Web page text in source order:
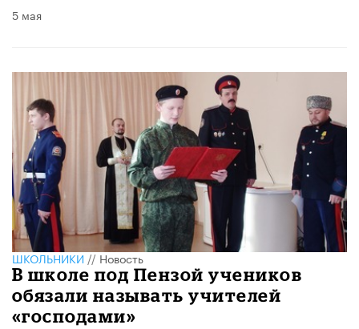
5 мая
ШКОЛЬНИКИ//Новость
В школе под Пензой учеников
обязали называть учителей
«господами»